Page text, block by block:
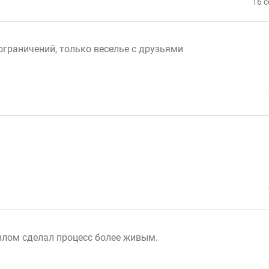
16
только веселье с друзьями
сделал процесс более живым.